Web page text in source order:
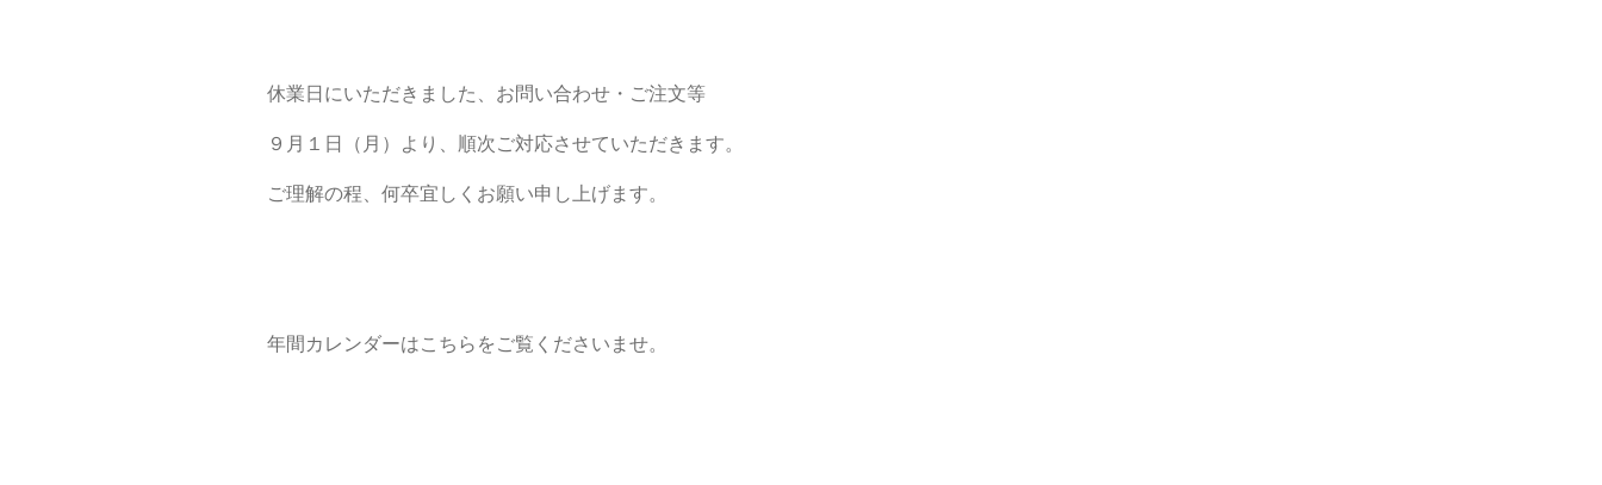
休業日にいただきました、お問い合わせ・ご注文等
９月１日（月）より、順次ご対応させていただきます。
ご理解の程、何卒宜しくお願い申し上げます。
年間カレンダーはこちらをご覧くださいませ。